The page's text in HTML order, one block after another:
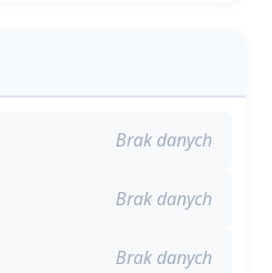
Brak danych
Brak danych
Brak danych